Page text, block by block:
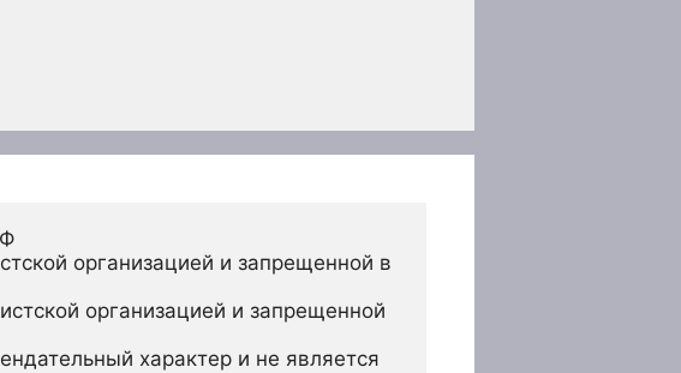
организацией и запрещенной в
организацией и запрещенной
характер и не является